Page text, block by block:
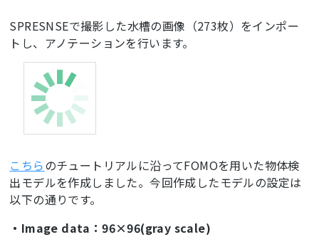
SPRESNSEで撮影した水槽の画像（273枚）をインポー
トし、アノテーションを行います。
こちらのチュートリアルに沿ってFOMOを用いた物体検
出モデルを作成しました。今回作成したモデルの設定は
以下の通りです。
・Image data：96×96(gray scale)